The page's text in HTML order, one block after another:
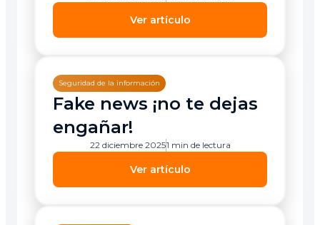
Ver artículo
Seguridad de la información
Fake news ¡no te dejas
engañar!
Ver artículo
22 diciembre 20251 min de lectura